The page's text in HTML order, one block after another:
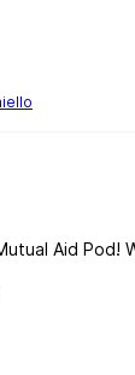
Aid Pod!